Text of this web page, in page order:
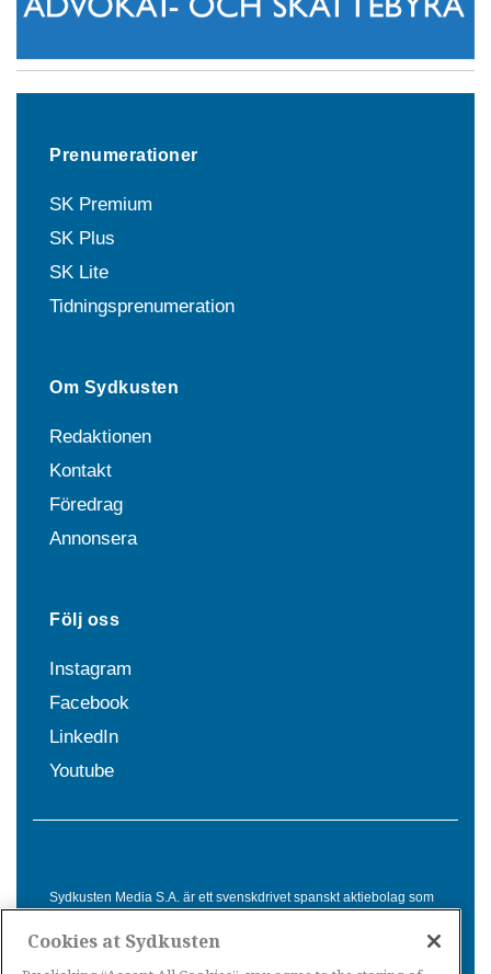
Prenumerationer
SK Premium
SK Plus
SK Lite
Tidningsprenumeration
Om Sydkusten
Redaktionen
Kontakt
Föredrag
Annonsera
Följ oss
Instagram
Facebook
LinkedIn
Youtube
Sydkusten Media S.A. är ett svenskdrivet spanskt aktiebolag som
Spanien. Genom nyhetsbevakning av hela Spanien, med bas på
Cookies at Sydkusten